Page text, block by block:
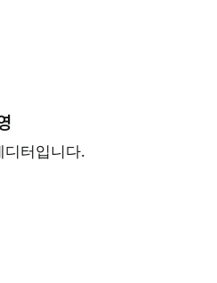
디터입니다.